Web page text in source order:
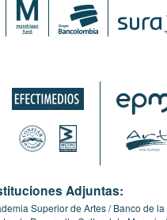
Adjuntas:
Superior de Artes Banco de